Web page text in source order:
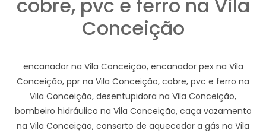
cobre, pvc e ferro na Vila
Conceição
encanador na Vila Conceição, encanador pex na Vila
Conceição, ppr na Vila Conceição, cobre, pvc e ferro na
Vila Conceição, desentupidora na Vila Conceição,
bombeiro hidráulico na Vila Conceição, caça vazamento
na Vila Conceição, conserto de aquecedor a gás na Vila